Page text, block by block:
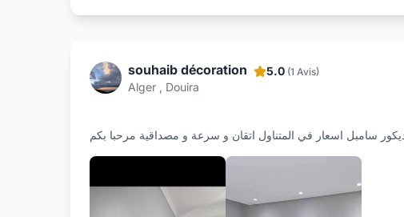
souhaib décoration
Alger , Douira
5.0 (1 Avis)